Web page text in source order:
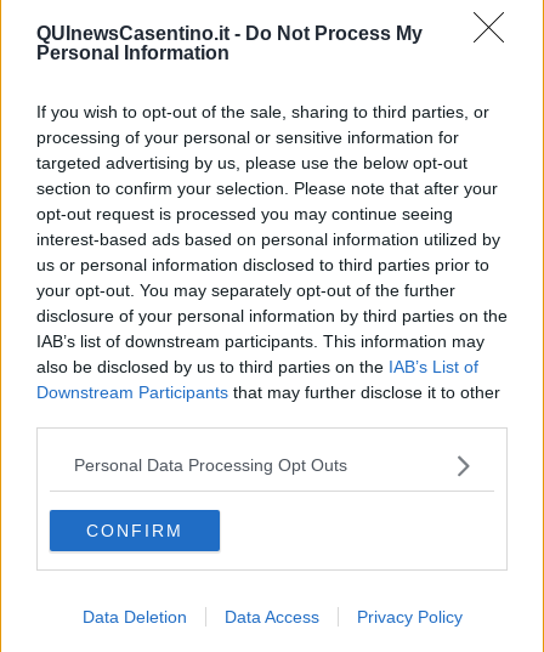
QUInewsCasentino.it - Do Not Process My
Personal Information
If you wish to opt-out of the sale, sharing to third parties, or
processing of your personal or sensitive information for
targeted advertising by us, please use the below opt-out
section to confirm your selection. Please note that after your
opt-out request is processed you may continue seeing
interest-based ads based on personal information utilized by
us or personal information disclosed to third parties prior to
your opt-out. You may separately opt-out of the further
disclosure of your personal information by third parties on the
IAB’s list of downstream participants. This information may
also be disclosed by us to third parties on the IAB’s List of
Downstream Participants that may further disclose it to other
Personal Data Processing Opt Outs
CONFIRM
Data Deletion Data Access Privacy Policy
Lo sgombero
Erodoto e Tucidide
Pensieri brevi
L'evoluzione della specie
Il servizio
Riflessioni
L'Oscuro
Generazioni
Cristobal
Il paese dei balocchi
Ciò che resta
La balena
Vittorio
La bufera
Il mago, la pera e il Bar la Posta
Primavera
Pensieri
Mono logo
Settembre
Fabrizia
​Scilla & Cariddi, un sogno di mezza estate
I pensieri fragili